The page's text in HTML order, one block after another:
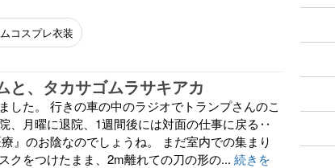
コスプレ衣装
と、タカサゴムラサキアカ
した。 行きの車の中のラジオでトランプさんのこ
、月曜に退院、1週間後には対面の仕事に戻る‥
』のお陰なのでしょうね。 まだ室内での集まり
クをつけたまま、2m離れての刀の形の... 続きを